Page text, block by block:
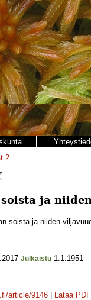
2
ja
soista ja niiden
Julkaistu 1.1.1951
article/9146 Lataa PDF